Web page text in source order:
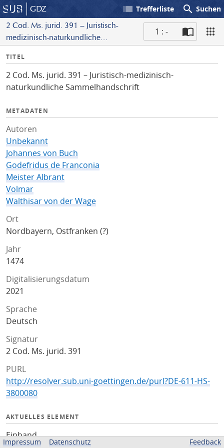
GDZ list Trefferliste search Suchen
2 Cod. Ms. jurid. 391 – Juristisch-
medizinisch-naturkundliche
1 : -
I
f
o
TITEL
2 Cod. Ms. jurid. 391 – Juristisch-medizinisch-
naturkundliche Sammelhandschrift
METADATEN
Autoren
Unbekannt
Johannes von Buch
Godefridus de Franconia
Meister Albrant
Volmar
Walthisar von der Wage
Ort
Nordbayern, Ostfranken (?)
Jahr
1474
Digitalisierungsdatum
2021
Sprache
Deutsch
Signatur
2 Cod. Ms. jurid. 391
PURL
http://resolver.sub.uni-goettingen.de/purl?DE-611-HS-
3800080
AKTUELLES ELEMENT
Einband
Impressum Datenschutz Feedback